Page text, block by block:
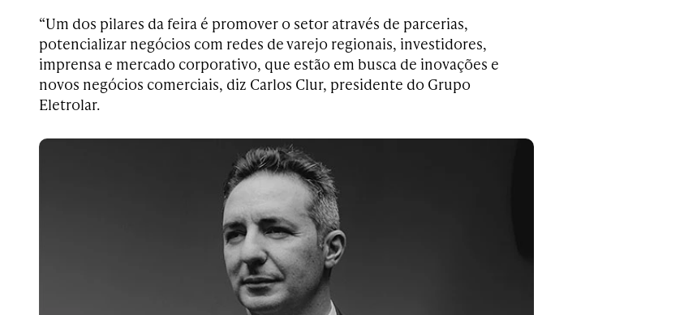
“Um dos pilares da feira é promover o setor através de parcerias,
potencializar negócios com redes de varejo regionais, investidores,
imprensa e mercado corporativo, que estão em busca de inovações e
novos negócios comerciais, diz Carlos Clur, presidente do Grupo
Eletrolar.